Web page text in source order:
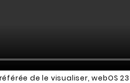
de le visualiser, webOS